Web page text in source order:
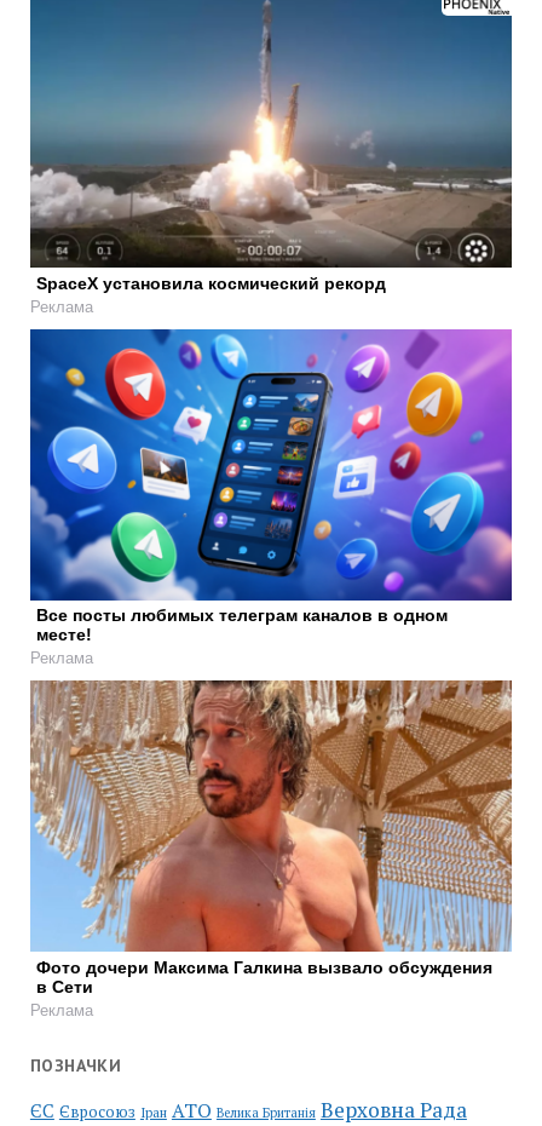
SpaceX установила космический рекорд
Реклама
Все посты любимых телеграм каналов в одном
месте!
Реклама
Фото дочери Максима Галкина вызвало обсуждения
в Сети
Реклама
ПОЗНАЧКИ
ЄС Євросоюз Іран АТО Велика Британія Верховна Рада